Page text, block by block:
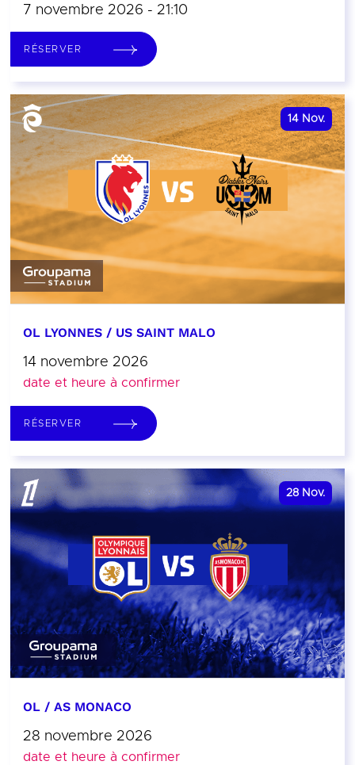
7 novembre 2026 - 21:10
RÉSERVER
14 Nov.
OL LYONNES / US SAINT MALO
14 novembre 2026
date et heure à confirmer
RÉSERVER
28 Nov.
OL / AS MONACO
28 novembre 2026
date et heure à confirmer